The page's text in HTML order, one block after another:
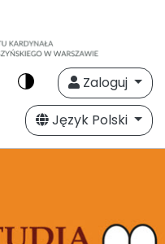
Zaloguj
Język Polski